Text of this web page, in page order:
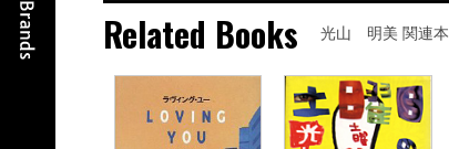
Related Books 光山 明美 関連本